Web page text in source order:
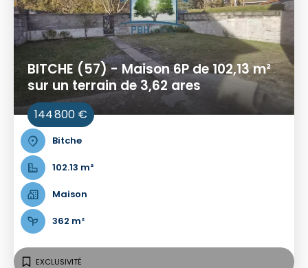
BITCHE (57) - Maison 6P de 102,13 m²
sur un terrain de 3,62 ares
144 800 €
Bitche
102.13 m²
Maison
362 m²
EXCLUSIVITÉ